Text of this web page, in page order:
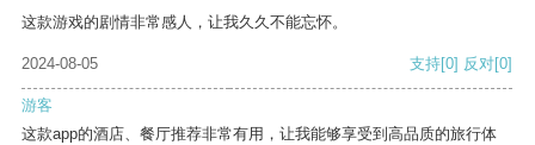
这款游戏的剧情非常感人，让我久久不能忘怀。
2024-08-05 支持[0] 反对[0]
游客
这款app的酒店、餐厅推荐非常有用，让我能够享受到高品质的旅行体